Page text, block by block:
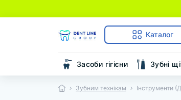
Каталог
Засоби гігієни Зубні
Зубним технікам Інструменти